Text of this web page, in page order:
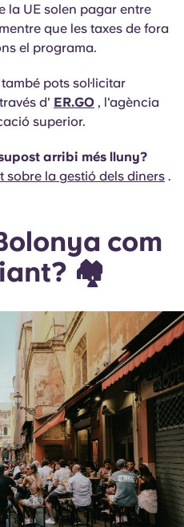
la UE solen pagar entre
que les taxes de fora
el programa.
pots sol·licitar
d' ER.GO , l'agència
superior.
arribi més lluny?
sobre la gestió dels diners .
com
🏘️